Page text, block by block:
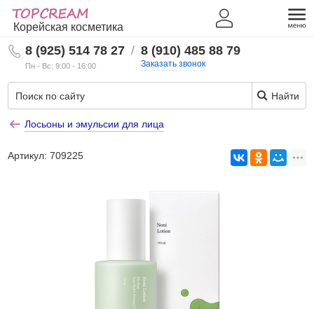
Корейская косметика
8 (925) 514 78 27
Пн - Вс: 9:00 - 16:00
/ 8 (910) 485 88 79
Заказать звонок
Найти
Лосьоны и эмульсии для лица
Артикул:709225